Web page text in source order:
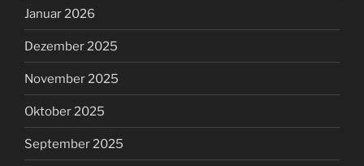
Januar 2026
Dezember 2025
November 2025
Oktober 2025
September 2025